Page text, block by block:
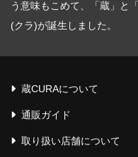
う意味もこめて、「蔵」と
(クラ)が誕生しました。
蔵CURAについて
通販ガイド
取り扱い店舗について